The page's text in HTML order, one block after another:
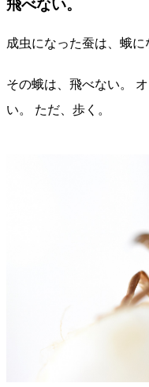
飛べない。
成虫になった蚕は、蛾に
その蛾は、飛べない。
い。 ただ、歩く。